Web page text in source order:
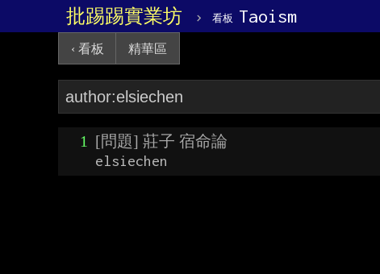
批踢踢實業坊 › 看板 Taoism
‹ 看板 精華區
1 [問題] 莊子 宿命論
elsiechen